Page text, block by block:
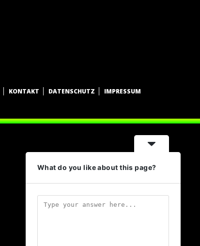
KONTAKT DATENSCHUTZ IMPRESSUM
What do you like about this page?